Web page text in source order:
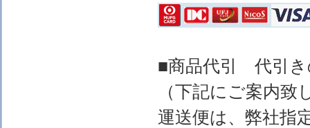
■商品代引 代引き
（下記にご案内
運送便は、弊社指